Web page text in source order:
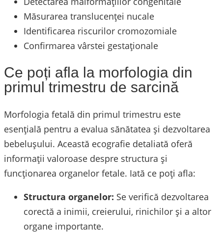
Măsurarea translucenței nucale
Identificarea riscurilor cromozomiale
Confirmarea vârstei gestaționale
Ce poți afla la morfologia din
primul trimestru de sarcină
Morfologia fetală din primul trimestru este
esențială pentru a evalua sănătatea și dezvoltarea
bebelușului. Această ecografie detaliată oferă
informații valoroase despre structura și
funcționarea organelor fetale. Iată ce poți afla:
Structura organelor: Se verifică dezvoltarea
corectă a inimii, creierului, rinichilor și a altor
organe importante.